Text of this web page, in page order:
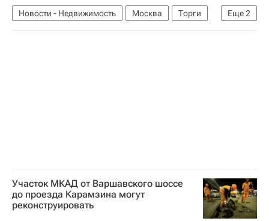
Еще2
Новости - Недвижимость Москва
Торги
Акции
Россия
Участок МКАД от Варшавского шоссе
до проезда Карамзина могут
реконструировать